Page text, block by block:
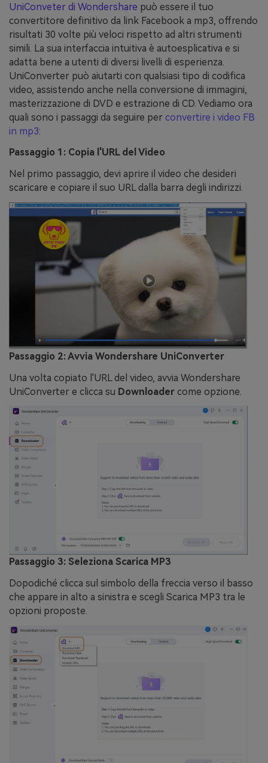
UniConveter di Wondershare può essere il tuo
convertitore definitivo da link Facebook a mp3, offrendo
risultati 30 volte più veloci rispetto ad altri strumenti
simili. La sua interfaccia intuitiva è autoesplicativa e si
adatta bene a utenti di diversi livelli di esperienza.
UniConverter può aiutarti con qualsiasi tipo di codifica
video, assistendo anche nella conversione di immagini,
masterizzazione di DVD e estrazione di CD. Vediamo ora
quali sono i passaggi da seguire per convertire i video FB
in mp3:
Passaggio 1: Copia l'URL del Video
Nel primo passaggio, devi aprire il video che desideri
scaricare e copiare il suo URL dalla barra degli indirizzi.
Passaggio 2: Avvia Wondershare UniConverter
Una volta copiato l'URL del video, avvia Wondershare
UniConverter e clicca su Downloader come opzione.
Passaggio 3: Seleziona Scarica MP3
Dopodiché clicca sul simbolo della freccia verso il basso
che appare in alto a sinistra e scegli Scarica MP3 tra le
opzioni proposte.